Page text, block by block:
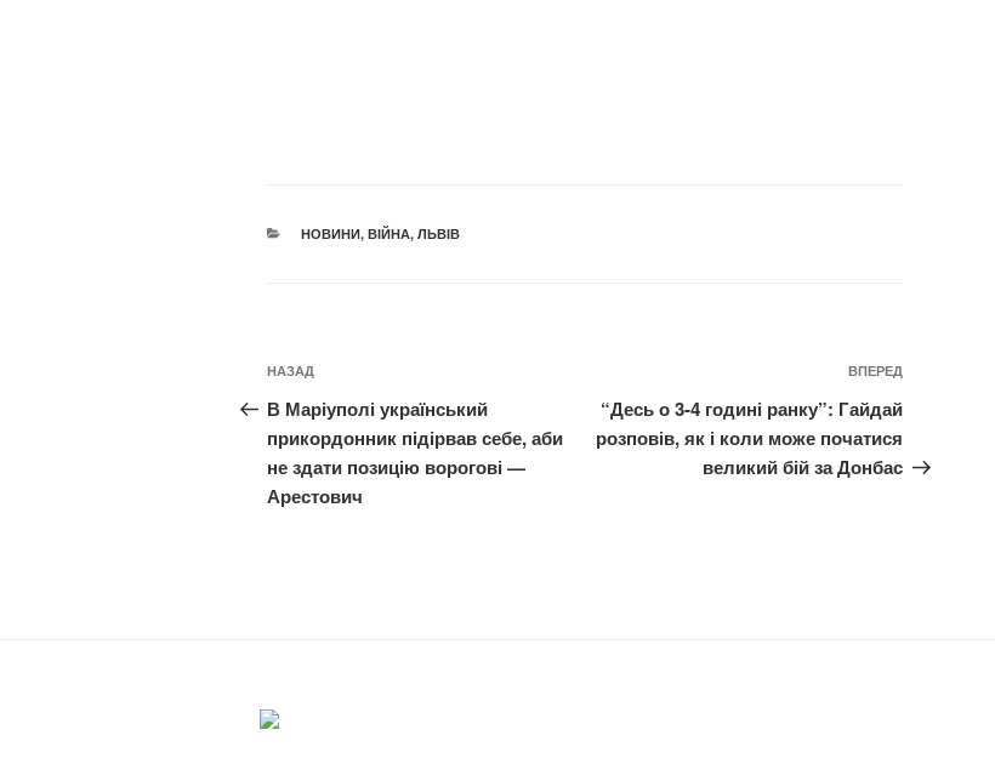
КАТЕГОРІЇ
НОВИНИ, ВІЙНА, ЛЬВІВ
Навігація
записів
Попередній
запис:
НАЗАД
В Маріуполі український
прикордонник підірвав себе, аби
не здати позицію ворогові —
Арестович
Наступний
запис
ВПЕРЕД
“Десь о 3-4 годині ранку”: Гайдай
розповів, як і коли може початися
великий бій за Донбас